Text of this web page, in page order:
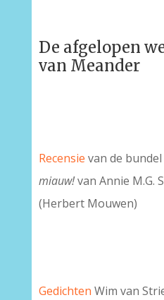
De afgelopen
van Meander
Recensie van de bundel
miauw!van Annie M.G.
(Herbert Mouwen)
Gedichten Wim van